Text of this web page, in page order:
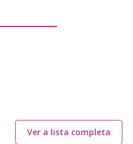
Ver a lista completa